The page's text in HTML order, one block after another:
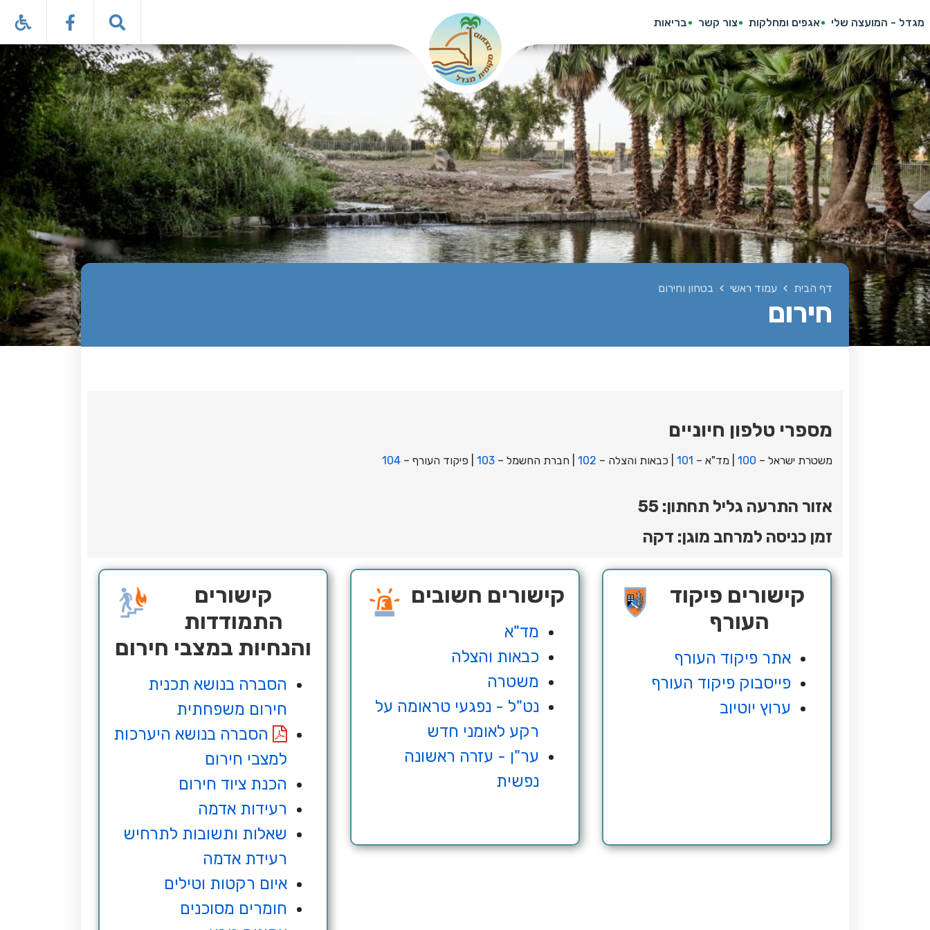
מגדל - המועצה שלי אגפים ומחלקות צור קשר בריאות
דף הבית עמוד ראשי בטחון וחירום
חירום
מספרי טלפון חיוניים
משטרת ישראל – 100 | מד"א – 101 | כבאות והצלה – 102 | חברת החשמל – 103 | פיקוד העורף – 104
אזור התרעה גליל תחתון: 55
זמן כניסה למרחב מוגן: דקה
קישורים פיקוד
העורף
אתר פיקוד העורף
פייסבוק פיקוד העורף
ערוץ יוטיוב
קישורים חשובים
מד"א
כבאות והצלה
משטרה
נט"ל - נפגעי טראומה על
רקע לאומני חדש
ער"ן - עזרה ראשונה
נפשית
קישורים
התמודדות
והנחיות במצבי חירום
הסברה בנושא תכנית
חירום משפחתית
הסברה בנושא היערכות
למצבי חירום
הכנת ציוד חירום
רעידות אדמה
שאלות ותשובות לתרחיש
רעידת אדמה
איום רקטות וטילים
חומרים מסוכנים